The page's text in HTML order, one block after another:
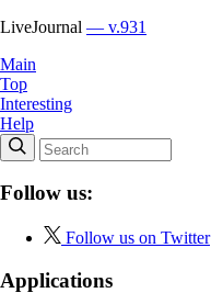
LiveJournal — v.931
Main
Top
Interesting
Help
Follow us:
Follow us on Twitter
Applications